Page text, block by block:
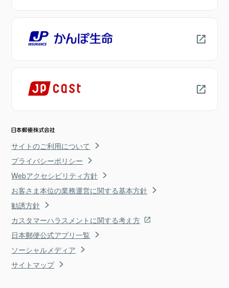
サイトのご利用について
プライバシーポリシー
Webアクセシビリティ方針
お客さま本位の業務運営に関する基本方針
勧誘方針
カスタマーハラスメントに関する考え方
日本郵便公式アプリ一覧
ソーシャルメディア
サイトマップ